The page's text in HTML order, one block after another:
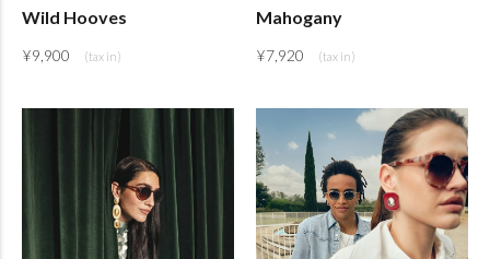
Wild Hooves
¥9,900
Mahogany
¥7,920